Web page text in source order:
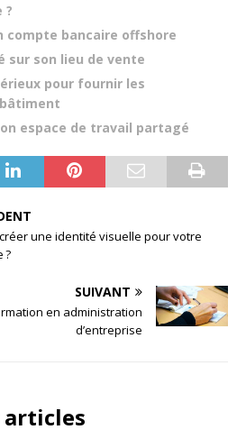
?
compte bancaire offshore
sur son lieu de vente
pour fournir les
espace de travail partagé
une identité visuelle pour votre
?
SUIVANT
en administration
d’entreprise
articles